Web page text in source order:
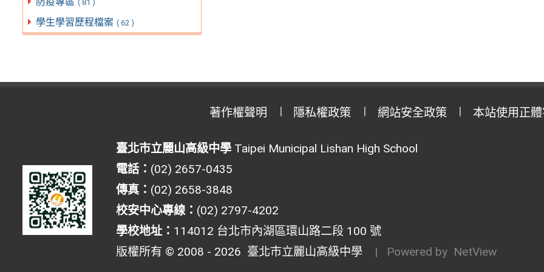
( 81 )
學生學習歷程檔案 ( 62 )
著作權聲明 隱私權政策 網站安全政策 本站使用正
臺北市立麗山高級中學Taipei Municipal Lishan High School
電話： (02) 2657-0435
傳真： (02) 2658-3848
校安中心專線： (02) 2797-4202
學校地址： 114012 台北市內湖區環山路二段 100 號
版權所有 © 2008 - 2026 臺北市立麗山高級中學 | Powered by NetView